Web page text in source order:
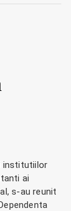
institutiilor
ai
s-au reunit